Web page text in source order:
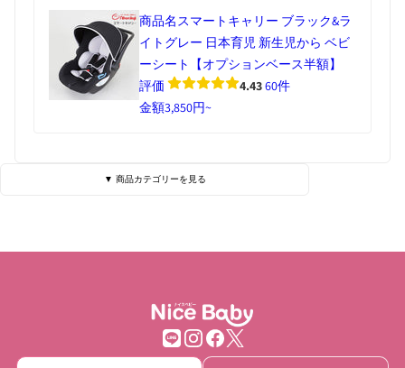
商品名スマートキャリー ブラック&ラ
イトグレー 日本育児 新生児から ベビ
ーシート【オプションベース半額】
評価
4.4360件
金額3,850円~
▼ 商品カテゴリーを見る
抱っこひも
ベビーサークル